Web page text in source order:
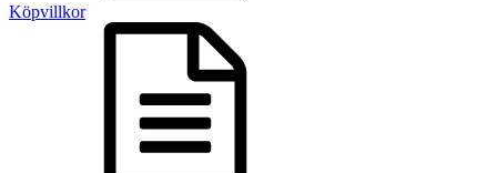
Köpvillkor